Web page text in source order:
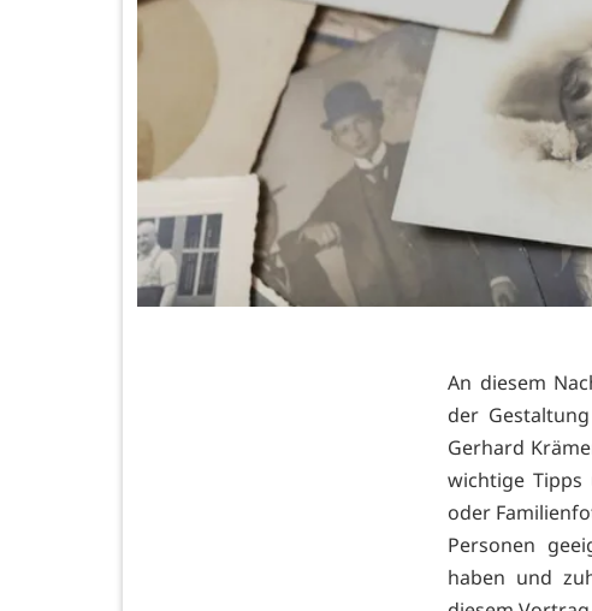
An diesem
der
Gerhard
wichtige
oder
Personen
haben und